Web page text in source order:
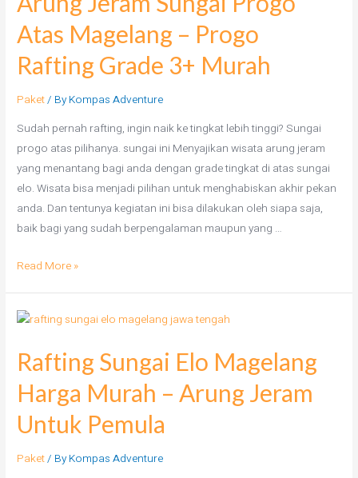
Atas Magelang – Progo
Rafting Grade 3+ Murah
Paket/ ByKompas Adventure
Sudah pernah rafting, ingin naik ke tingkat lebih tinggi? Sungai
progo atas pilihanya. sungai ini Menyajikan wisata arung jeram
yang menantang bagi anda dengan grade tingkat di atas sungai
elo. Wisata bisa menjadi pilihan untuk menghabiskan akhir pekan
anda. Dan tentunya kegiatan ini bisa dilakukan oleh siapa saja,
baik bagi yang sudah berpengalaman maupun yang …
Read More »
Rafting Sungai Elo Magelang
Harga Murah – Arung Jeram
Untuk Pemula
Paket/ ByKompas Adventure